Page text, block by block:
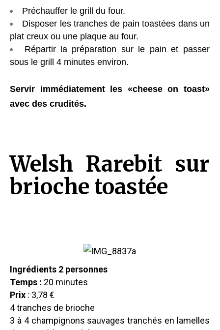
Préchauffer le grill du four.
Disposer les tranches de pain toastées dans un
plat creux ou une plaque au four.
Répartir la préparation sur le pain et passer
sous le grill 4 minutes environ.
Servir immédiatement les «cheese on toast»
avec des crudités.
Welsh Rarebit sur
brioche toastée
Ingrédients 2 personnes
Temps : 20 minutes
Prix : 3,78 €
4 tranches de brioche
3 à 4 champignons sauvages tranchés en lamelles